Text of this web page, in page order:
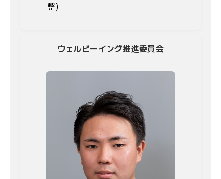
整）
ウェルビーイング推進委員会